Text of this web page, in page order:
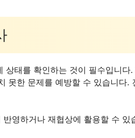
상태를 확인하는 것이 필수입니다
못한 문제를 예방할 수 있습니다.
영하거나 재협상에 활용할 수 있